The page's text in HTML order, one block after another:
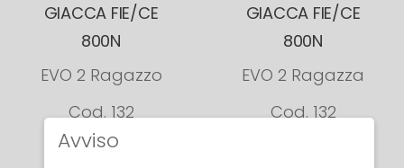
GIACCA FIE/CE
800N
EVO 2 Ragazzo
Cod. 132
€ 232.80
GIACCA FIE/CE
800N
EVO 2 Ragazza
Cod. 132
Avviso